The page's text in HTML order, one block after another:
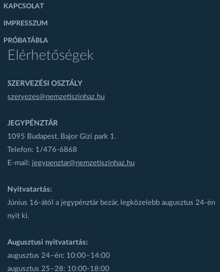
KAPCSOLAT
IMPRESSZUM
PRÓBATÁBLA
Elérhetőségek
SZERVEZÉSI OSZTÁLY
szervezes@nemzetiszinhaz.hu
JEGYPÉNZTÁR
1095 Budapest, Bajor Gizi park 1.
Telefon: 1/476-6868
E-mail: jegypenztar@nemzetiszinhaz.hu
Nyitvatartás:
Június 16-ától a jegypénztár bezár, legközelebb augusztus 24-én
nyit ki.
Augusztusi nyitvatartás:
augusztus 24–én: 10:00–14:00
augusztus 25–28: 10:00-18:00